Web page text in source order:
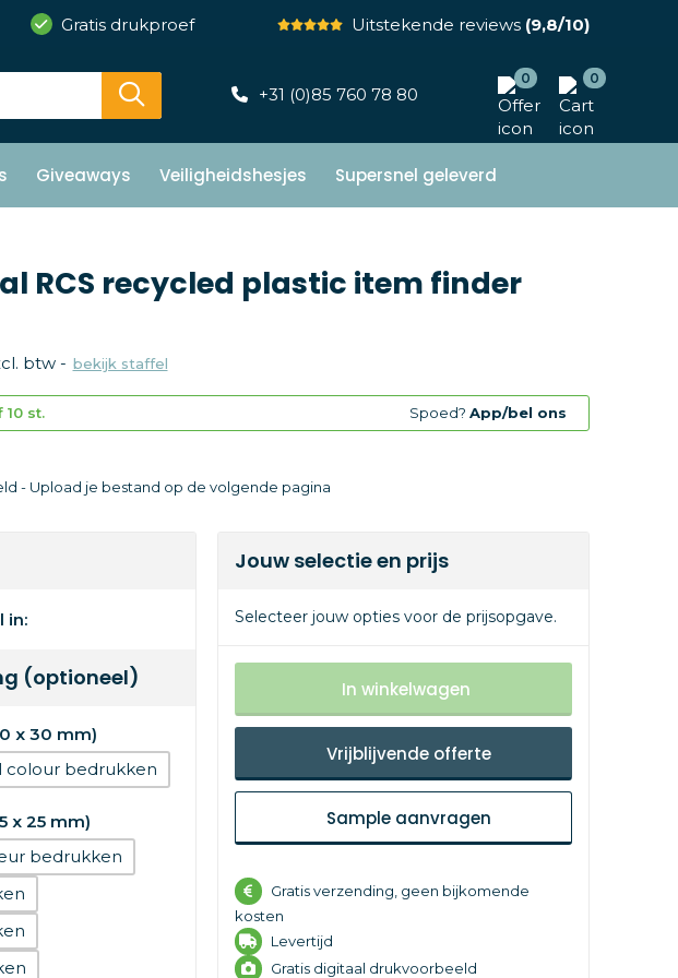
Gratis drukproef Uitstekende reviews(9,8/10)
+31 (0)85 760 78 80
0 0
Giveaways Veiligheidshesjes Supersnel geleverd
RCS recycled plastic item finder
btw - bekijk staffel
10 st. Spoed? App/bel ons
- Upload je bestand op de volgende pagina
in:
(optioneel)
x 30 mm)
colour
x 25 mm)
Jouw selectie en prijs
Selecteer jouw opties voor de prijsopgave.
In winkelwagen
Vrijblijvende offerte
Sample aanvragen
Gratis verzending, geen bijkomende
kosten
Levertijd
Gratis digitaal drukvoorbeeld